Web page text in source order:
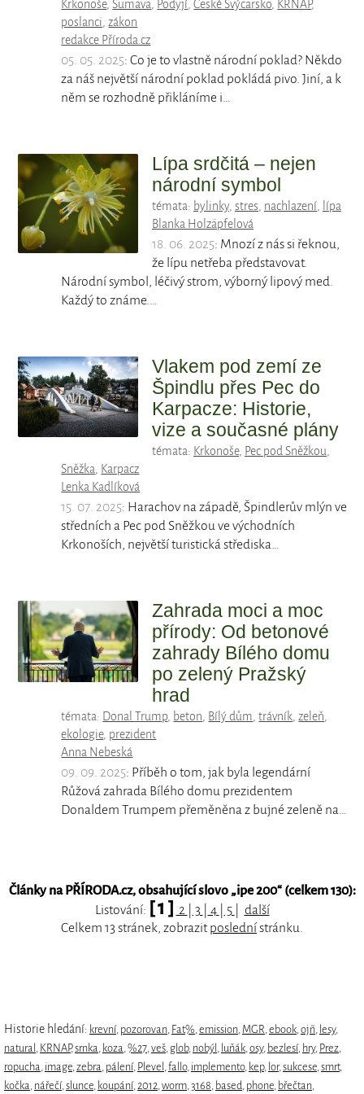
Krkonoše,Šumava, Podyjí,České Švýcarsko, KRNAP,
poslanci,zákon
redakce Příroda.cz
05. 05. 2025: Co je to vlastně národní poklad? Někdo
za náš největší národní poklad pokládá pivo. Jiní, a k
něm se rozhodně přikláníme i…
Lípa srdčitá – nejen
národní symbol
témata: bylinky, stres, nachlazení, lípa
Blanka Holzäpfelová
18. 06. 2025: Mnozí z nás si řeknou,
že lípu netřeba představovat.
Národní symbol, léčivý strom, výborný lipový med.
Každý to známe.…
Vlakem pod zemí ze
Špindlu přes Pec do
Karpacze: Historie,
vize a současné plány
témata: Krkonoše, Pec pod Sněžkou,
Sněžka, Karpacz
Lenka Kadlíková
15. 07. 2025: Harachov na západě, Špindlerův mlýn ve
středních a Pec pod Sněžkou ve východních
Krkonoších, největší turistická střediska…
Zahrada moci a moc
přírody: Od betonové
zahrady Bílého domu
po zelený Pražský
hrad
témata: Donal Trump, beton, Bílý dům,trávník,zeleň,
ekologie, prezident
Anna Nebeská
09. 09. 2025: Příběh o tom, jak byla legendární
Růžová zahrada Bílého domu prezidentem
Donaldem Trumpem přeměněna z bujné zeleně na…
Články na PŘÍRODA.cz, obsahující slovo „ipe 200“ (celkem 130):
Listování: [ 1 ] 2 3 4 5
další
Celkem 13 stránek, zobrazitposlednístránku.
Historie hledání: krevní, pozorovan, Fat%,emission, MGR,ebook,ojñ, lesy,
natural , KRNAP,srnka, koza,%27,veš, glob, nobýl , luňák,osy, bezlesí, hry, Prez,
ropucha, image,zebra, pálení, Plevel ,fallo, implemento, kep, lor,sukcese,smrt,
kočka, nářečí,slunce, koupání,2012,worm,3168, based, phone, břečtan,